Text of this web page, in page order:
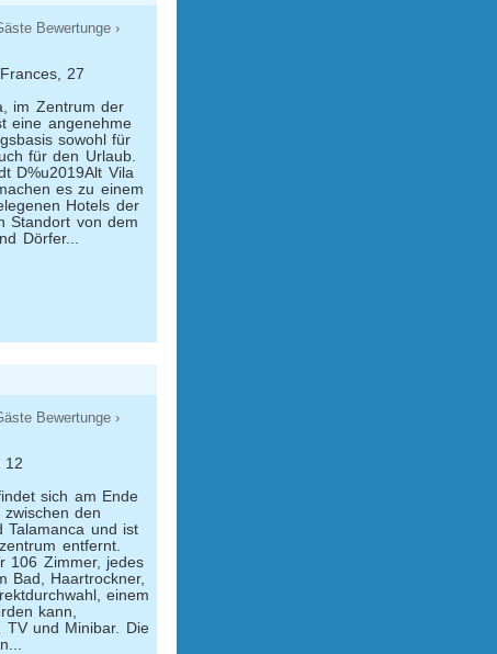
Bewertunge ›
27
im Zentrum der
eine angenehme
sowohl für
für den Urlaub.
D%u2019Alt Vila
es zu einem
Hotels der
Standort von dem
Dörfer...
Bewertunge ›
12
sich am Ende
den
Talamanca und ist
entfernt.
106 Zimmer, jedes
Bad, Haartrockner,
einem
kann,
TV und Minibar. Die